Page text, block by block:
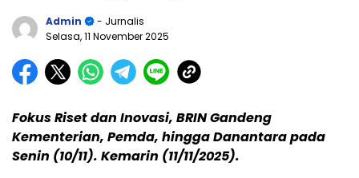
Admin
- Jurnalis
Selasa, 11 November 2025
Fokus Riset dan Inovasi, BRIN Gandeng
Kementerian, Pemda, hingga Danantara pada
Senin (10/11). Kemarin (11/11/2025).